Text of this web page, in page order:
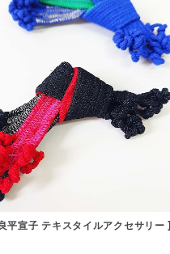
平宣子 テキスタイルアクセサリー ]